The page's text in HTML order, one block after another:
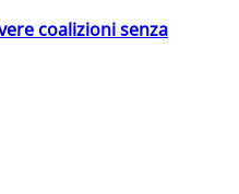
coalizioni senza